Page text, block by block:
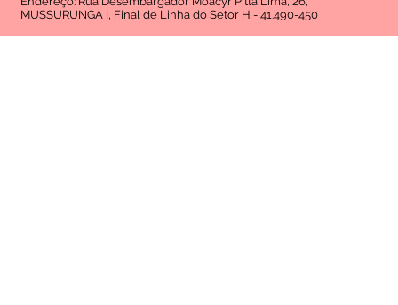
MUSSURUNGA I, Final de Linha do Setor H - 41.490-450